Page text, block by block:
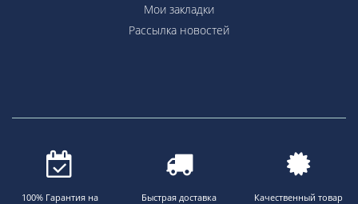
Мои закладки
Рассылка новостей
100% Гарантия на
Быстрая доставка
Качественный товар